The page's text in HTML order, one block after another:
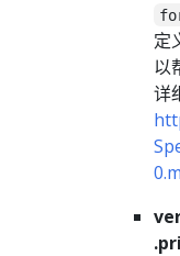
定
以
详